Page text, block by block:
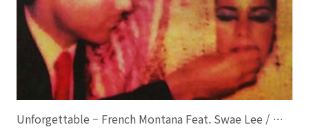
Unforgettable – French Montana Feat. Swae Lee / 2017